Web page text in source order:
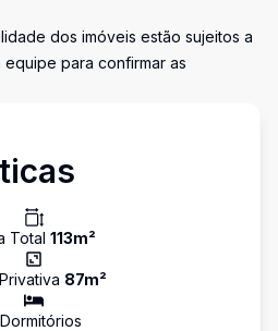
dos imóveis estão sujeitos a
para confirmar as
Total 113m²
87m²
Dormitórios